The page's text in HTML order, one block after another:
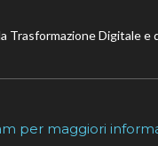
Digitale e
per maggiori